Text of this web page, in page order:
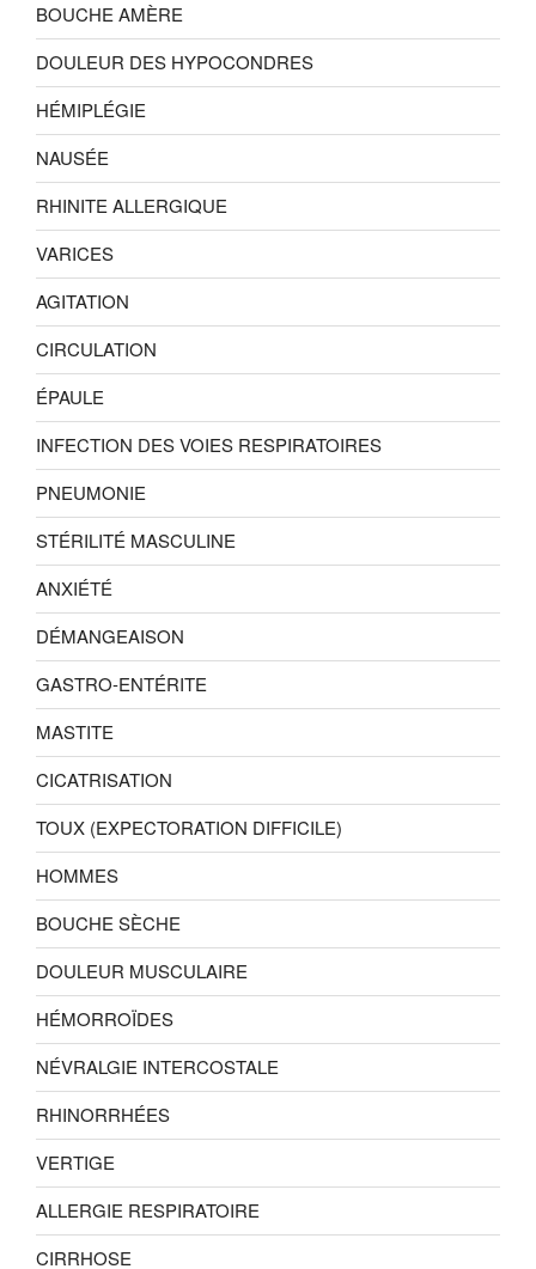
BOUCHE AMÈRE
DOULEUR DES HYPOCONDRES
HÉMIPLÉGIE
NAUSÉE
RHINITE ALLERGIQUE
VARICES
AGITATION
CIRCULATION
ÉPAULE
INFECTION DES VOIES RESPIRATOIRES
PNEUMONIE
STÉRILITÉ MASCULINE
ANXIÉTÉ
DÉMANGEAISON
GASTRO-ENTÉRITE
MASTITE
CICATRISATION
TOUX (EXPECTORATION DIFFICILE)
HOMMES
BOUCHE SÈCHE
DOULEUR MUSCULAIRE
HÉMORROÏDES
NÉVRALGIE INTERCOSTALE
RHINORRHÉES
VERTIGE
ALLERGIE RESPIRATOIRE
CIRRHOSE